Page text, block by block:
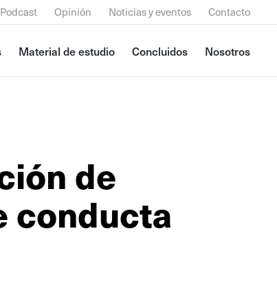
Podcast Opinión Noticias y eventos Contacto
Material de estudio Concluidos Nosotros
de
conducta